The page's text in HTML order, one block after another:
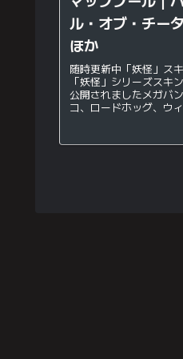
ル・オブ・チー
ほか
随時更新中「妖怪」ス
「妖怪」シリーズスキ
公開されましたメガバ
コ、ロードホッグ、ウ